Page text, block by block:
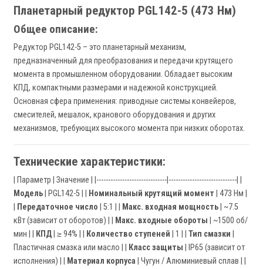
Планетарный редуктор PGL142-5 (473 Нм)
Общее описание:
Редуктор PGL142-5 – это планетарный механизм,
предназначенный для преобразования и передачи крутящего
момента в промышленном оборудовании. Обладает высоким
КПД, компактными размерами и надежной конструкцией.
Основная сфера применения: приводные системы конвейеров,
смесителей, мешалок, кранового оборудования и других
механизмов, требующих высокого момента при низких оборотах.
Технические характеристики:
| Параметр | Значение | |------------------------------|-----------------------------| |
Модель | PGL142-5 | | Номинальный крутящий момент | 473 Нм |
Передаточное число | 5:1 | | Макс. входная мощность | ~7.5
кВт (зависит от оборотов) | |
Макс. входные обороты | ~1500 об/
мин | |
КПД | ≥ 94% | | Количество ступеней | 1 | | Тип смазки
Пластичная смазка или масло | |
Класс защиты | IP65 (зависит от
исполнения) | |
Материал корпуса | Чугун / Алюминиевый сплав | |